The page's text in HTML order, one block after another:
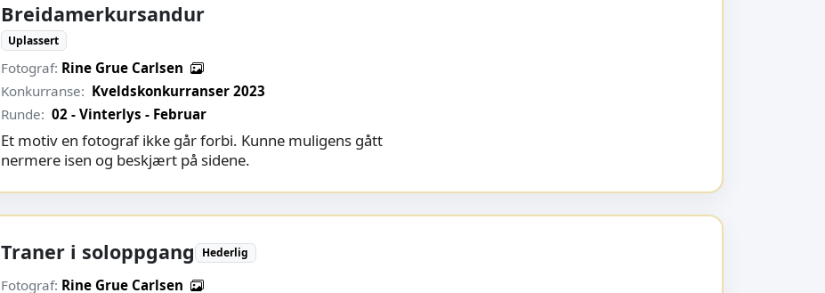
Breidamerkursandur
Uplassert
Fotograf: Rine Grue Carlsen
Konkurranse: Kveldskonkurranser 2023
Runde: 02 - Vinterlys - Februar
Et motiv en fotograf ikke går forbi. Kunne muligens gått
nermere isen og beskjært på sidene.
Traner i soloppgang Hederlig
Fotograf: Rine Grue Carlsen